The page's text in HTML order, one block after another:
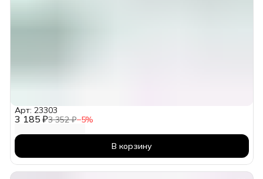
3 185 ₽3 352 ₽−5%
Арт: 23303
В корзину